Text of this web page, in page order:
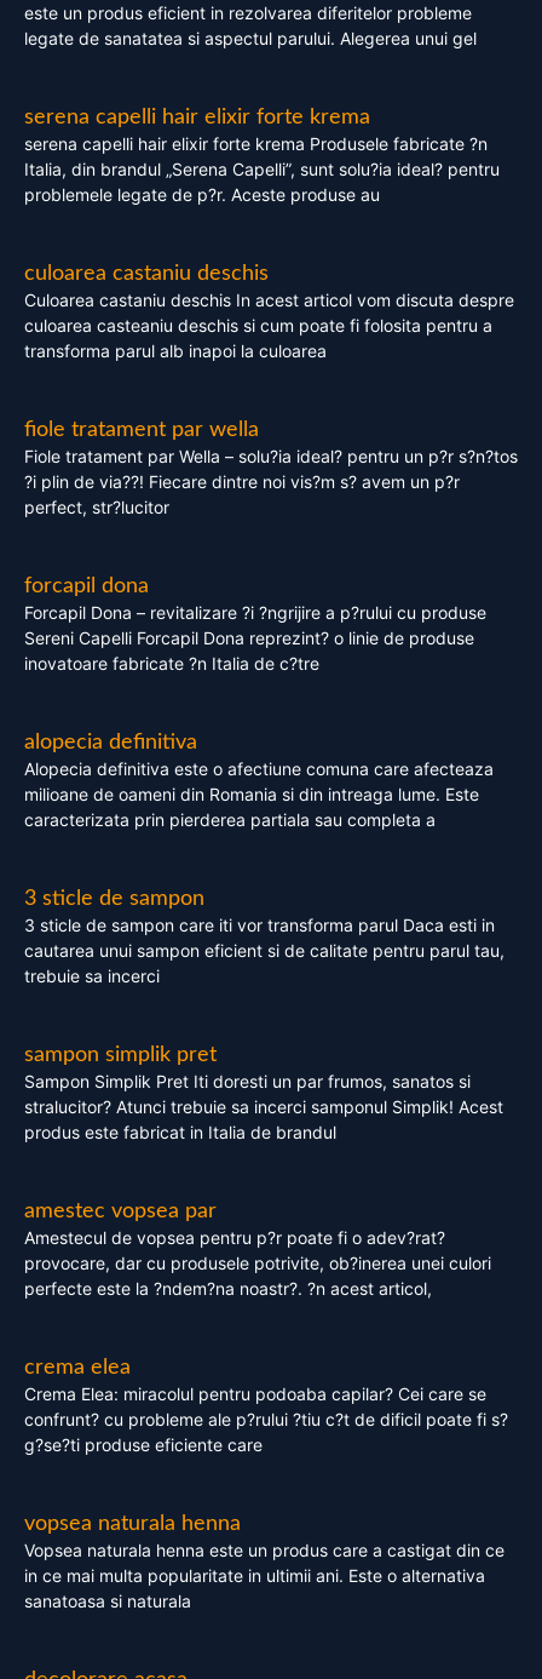
este un produs eficient in rezolvarea diferitelor probleme
legate de sanatatea si aspectul parului. Alegerea unui gel
serena capelli hair elixir forte krema
serena capelli hair elixir forte krema Produsele fabricate ?n
Italia, din brandul „Serena Capelli”, sunt solu?ia ideal? pentru
problemele legate de p?r. Aceste produse au
culoarea castaniu deschis
Culoarea castaniu deschis In acest articol vom discuta despre
culoarea casteaniu deschis si cum poate fi folosita pentru a
transforma parul alb inapoi la culoarea
fiole tratament par wella
Fiole tratament par Wella – solu?ia ideal? pentru un p?r s?n?tos
?i plin de via??! Fiecare dintre noi vis?m s? avem un p?r
perfect, str?lucitor
forcapil dona
Forcapil Dona – revitalizare ?i ?ngrijire a p?rului cu produse
Sereni Capelli Forcapil Dona reprezint? o linie de produse
inovatoare fabricate ?n Italia de c?tre
alopecia definitiva
Alopecia definitiva este o afectiune comuna care afecteaza
milioane de oameni din Romania si din intreaga lume. Este
caracterizata prin pierderea partiala sau completa a
3 sticle de sampon
3 sticle de sampon care iti vor transforma parul Daca esti in
cautarea unui sampon eficient si de calitate pentru parul tau,
trebuie sa incerci
sampon simplik pret
Sampon Simplik Pret Iti doresti un par frumos, sanatos si
stralucitor? Atunci trebuie sa incerci samponul Simplik! Acest
produs este fabricat in Italia de brandul
amestec vopsea par
Amestecul de vopsea pentru p?r poate fi o adev?rat?
provocare, dar cu produsele potrivite, ob?inerea unei culori
perfecte este la ?ndem?na noastr?. ?n acest articol,
crema elea
Crema Elea: miracolul pentru podoaba capilar? Cei care se
confrunt? cu probleme ale p?rului ?tiu c?t de dificil poate fi s?
g?se?ti produse eficiente care
vopsea naturala henna
Vopsea naturala henna este un produs care a castigat din ce
in ce mai multa popularitate in ultimii ani. Este o alternativa
sanatoasa si naturala